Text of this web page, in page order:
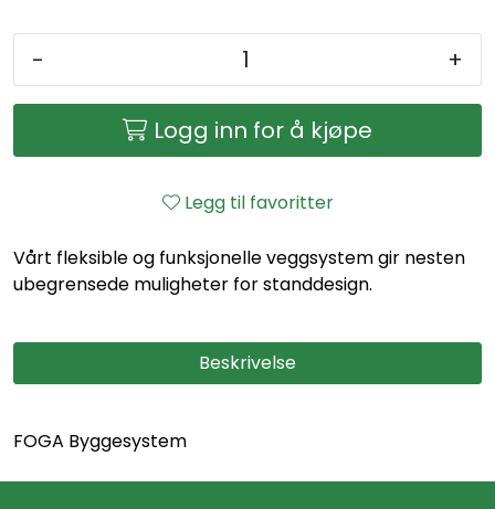
- +
Logg inn for å kjøpe
Legg til favoritter
Vårt fleksible og funksjonelle veggsystem gir nesten
ubegrensede muligheter for standdesign.
Beskrivelse
FOGA Byggesystem